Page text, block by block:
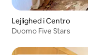
Lejlighed i Centro
Duomo Five Stars